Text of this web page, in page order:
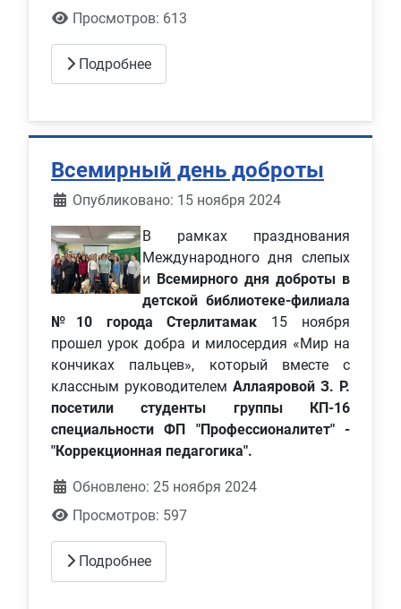
Просмотров: 613
Подробнее
Всемирный день доброты
Информация о материале
Опубликовано: 15 ноября 2024
В рамках празднования
Международного дня слепых
и Всемирного дня доброты в
детской библиотеке-филиала
№10 города Стерлитамак 15 ноября
прошел урок добра и милосердия «Мир на
кончиках пальцев», который вместе с
классным руководителем Аллаяровой З. Р.
посетили студенты группы КП-16
специальности ФП "Профессионалитет" -
"Коррекционная педагогика".
Обновлено: 25 ноября 2024
Просмотров: 597
Подробнее